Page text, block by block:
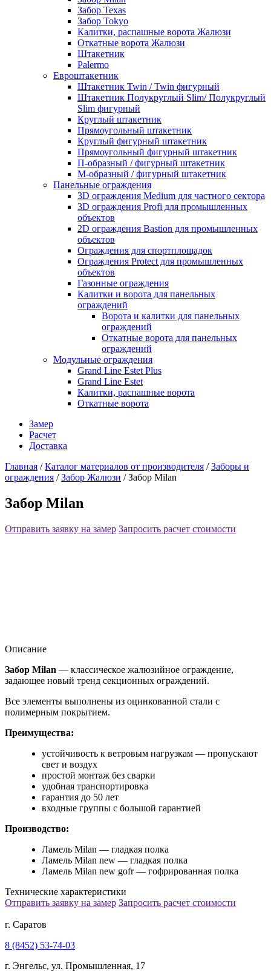
Забор Texas
Забор Tokyo
Калитки, распашные ворота Жалюзи
Откатные ворота Жалюзи
Штакетник
Palermo
Евроштакетник
Штакетник Twin / Twin фигурный
Штакетник Полукруглый Slim/ Полукруглый
Slim фигурный
Круглый штакетник
Прямоугольный штакетник
Круглый фигурный штакетник
Прямоугольный фигурный штакетник
П-образный / фигурный штакетник
М-образный / фигурный штакетник
Панельные ограждения
3D ограждения Medium для частного сектора
3D ограждения Profi для промышленных
объектов
2D ограждения Bastion для промышленных
объектов
Ограждения для спортплощадок
Ограждения Protect для промышленных
объектов
Газонные ограждения
Калитки и ворота для панельных
ограждений
Ворота и калитки для панельных
ограждений
Откатные ворота для панельных
ограждений
Модульные ограждения
Grand Line Estet Plus
Grand Line Estet
Калитки, распашные ворота
Откатные ворота
Замер
Расчет
Доставка
Главная /Каталог материалов от производителя /Заборы и
ограждения /Забор Жалюзи /Забор Milan
Забор Milan
Отправить заявку на замер Запросить расчет стоимости
Описание
Забор Milan — классическое жалюзийное ограждение,
задающее новый тренд секционных ограждений.
Все элементы выполнены из оцинкованной стали с
полимерным покрытием.
Преимущества:
устойчивость к ветровым нагрузкам — пропускают
свет и воздух
простой монтаж без сварки
удобная транспортировка
гарантия до 50 лет
входные группы с большой гарантией
Производство:
Ламель Milan — гладкая полка
Ламель Milan new — гладкая полка
Ламель Milan new gofr — гофрированная полка
Технические характеристики
Отправить заявку на замер Запросить расчет стоимости
г. Саратов
8 (8452) 53-74-03
г. Энгельс, ул. Промышленная, 17